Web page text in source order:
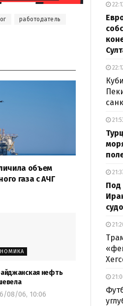
работодатель
объем
газа с АЧГ
нефть
08/06, 10:06
Под